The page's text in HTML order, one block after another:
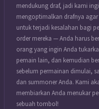
mendukung draf, jadi kami
mengoptimalkan drafnya
untuk terjadi kesalahan bagi
order mereka — Anda harus
orang yang ingin Anda
pemain lain, dan kemudian
sebelum permainan dimulai,
dan summoner Anda. Kami
membiarkan Anda menukar
sebuah tombol!